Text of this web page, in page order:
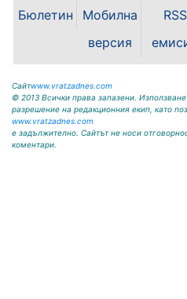
център бяха във фокуса
работната среща между
Община Видин д-р
Ценков,...
Бюлетин
Мобилна
версия
RSS
Сайтwww.vratzadnes.com
© 2013 Всички права запазени.
разрешение на редакционния екип, като
www.vratzadnes.com
е задължително. Сайтът не носи
коментари.